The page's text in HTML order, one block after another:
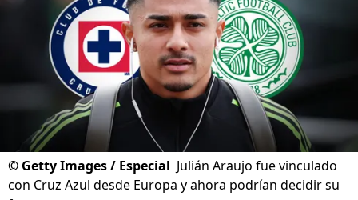
© Getty Images / Especial Julián Araujo fue vinculado
con Cruz Azul desde Europa y ahora podrían decidir su